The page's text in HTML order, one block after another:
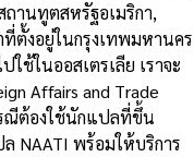
านทูตสหรัฐอเมริกา,
ตั้งอยู่ในกรุงเทพมหานคร
ใช้ในออสเตรเลีย เราจะ
Affairs and Trade
รณีต้องใช้นักแปลที่ขึ้น
NAATI พร้อมให้บริการ